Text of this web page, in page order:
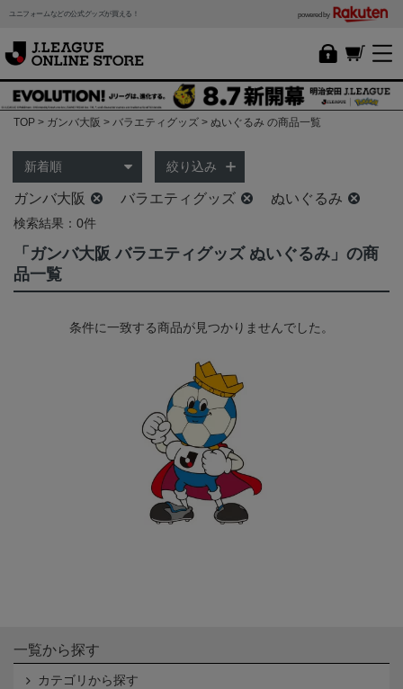
ユニフォームなどの公式グッズが買える！ powered by
TOP ガンバ大阪 バラエティグッズ ぬいぐるみ の商品一覧
絞り込み
ガンバ大阪 バラエティグッズ ぬいぐるみ
検索結果：0件
「ガンバ大阪 バラエティグッズ ぬいぐるみ」の商
品一覧
条件に一致する商品が見つかりませんでした。
一覧から探す
カテゴリから探す